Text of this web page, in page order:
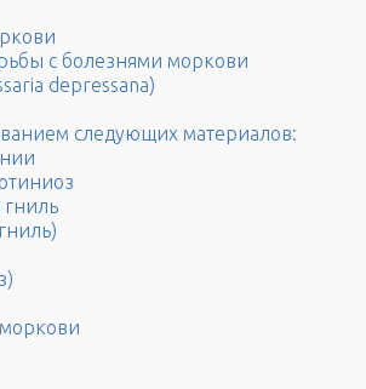
с болезнями моркови
depressana)
следующих материалов: